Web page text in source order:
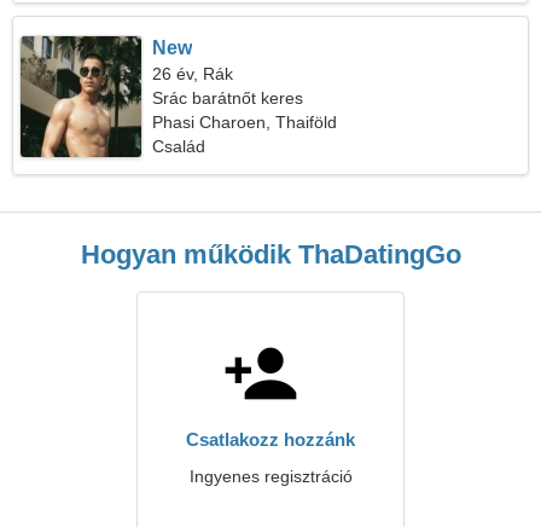
New
26 év, Rák
Srác barátnőt keres
Phasi Charoen, Thaiföld
Család
Hogyan működik ThaDatingGo
Csatlakozz hozzánk
Ingyenes regisztráció